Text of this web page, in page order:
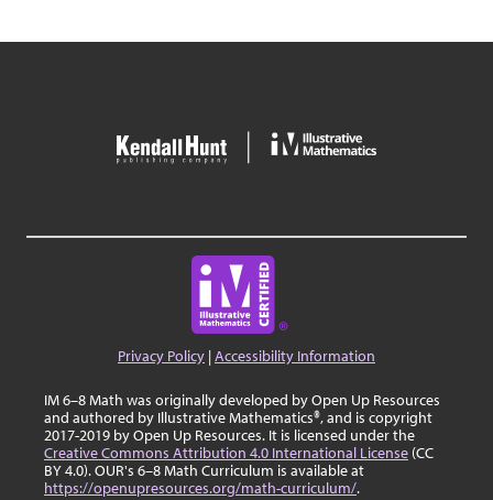
Privacy Policy |Accessibility Information
IM 6–8 Math was originally developed by Open Up Resources
and authored by Illustrative Mathematics®, and is copyright
2017-2019 by Open Up Resources. It is licensed under the
Creative Commons Attribution 4.0 International License (CC
BY 4.0). OUR's 6–8 Math Curriculum is available at
https://openupresources.org/math-curriculum/.